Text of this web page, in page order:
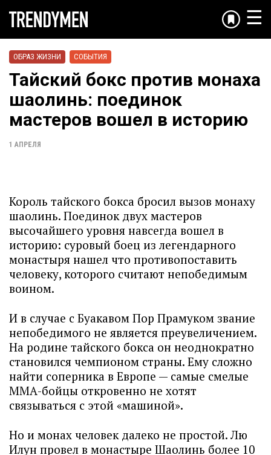
☰
ОБРАЗ ЖИЗНИ СОБЫТИЯ
Тайский бокс против монаха
шаолинь: поединок
мастеров вошел в историю
1 АПРЕЛЯ
Король тайского бокса бросил вызов монаху
шаолинь. Поединок двух мастеров
высочайшего уровня навсегда вошел в
историю: суровый боец из легендарного
монастыря нашел что противопоставить
человеку, которого считают непобедимым
воином.
И в случае с Буакавом Пор Прамуком звание
непобедимого не является преувеличением.
На родине тайского бокса он неоднократно
становился чемпионом страны. Ему сложно
найти соперника в Европе — самые смелые
ММА-бойцы откровенно не хотят
связываться с этой «машиной».
Но и монах человек далеко не простой. Лю
Илун провел в монастыре Шаолинь более 10